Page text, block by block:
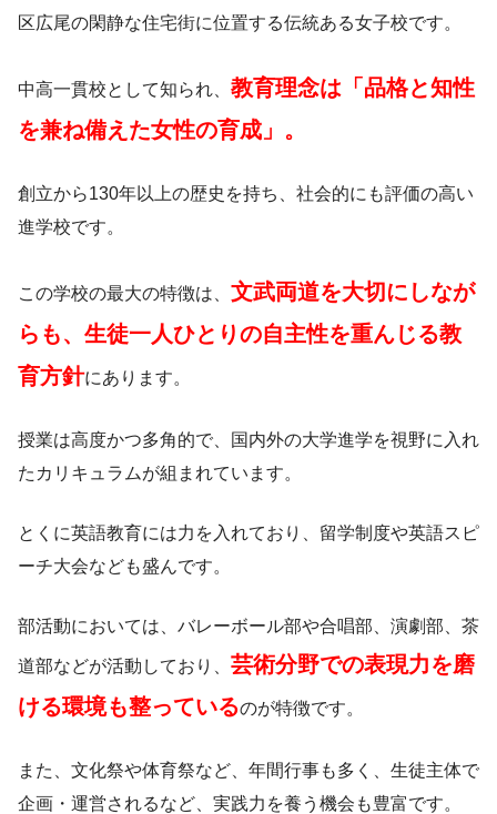
区広尾の閑静な住宅街に位置する伝統ある女子校です。
中高一貫校として知られ、 教育理念は「品格と知性
を兼ね備えた女性の育成」。
創立から130年以上の歴史を持ち、社会的にも評価の高い
進学校です。
この学校の最大の特徴は、 文武両道を大切にしなが
らも、生徒一人ひとりの自主性を重んじる教
育方針にあります。
授業は高度かつ多角的で、国内外の大学進学を視野に入れ
たカリキュラムが組まれています。
とくに英語教育には力を入れており、留学制度や英語スピ
ーチ大会なども盛んです。
部活動においては、バレーボール部や合唱部、演劇部、茶
道部などが活動しており、 芸術分野での表現力を磨
ける環境も整っているのが特徴です。
また、文化祭や体育祭など、年間行事も多く、生徒主体で
企画・運営されるなど、実践力を養う機会も豊富です。